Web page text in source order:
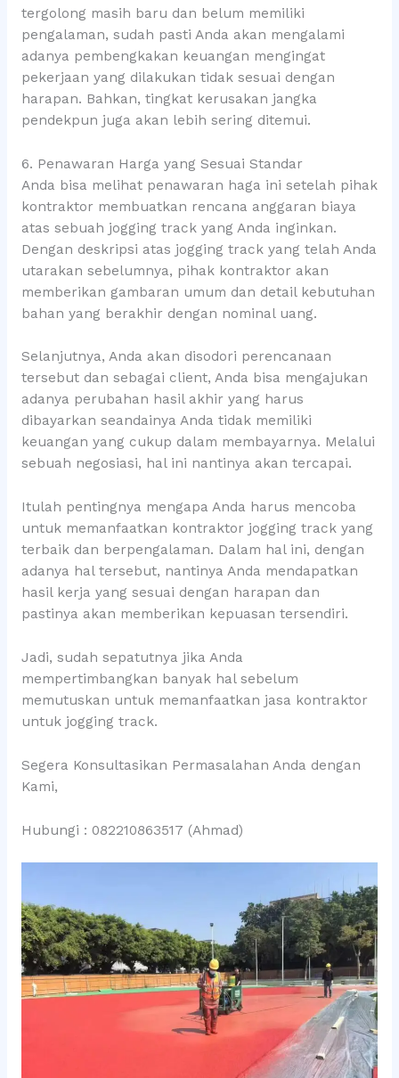
tergolong masih baru dan belum memiliki
pengalaman, sudah pasti Anda akan mengalami
adanya pembengkakan keuangan mengingat
pekerjaan yang dilakukan tidak sesuai dengan
harapan. Bahkan, tingkat kerusakan jangka
pendekpun juga akan lebih sering ditemui.
6. Penawaran Harga yang Sesuai Standar
Anda bisa melihat penawaran haga ini setelah pihak
kontraktor membuatkan rencana anggaran biaya
atas sebuah jogging track yang Anda inginkan.
Dengan deskripsi atas jogging track yang telah Anda
utarakan sebelumnya, pihak kontraktor akan
memberikan gambaran umum dan detail kebutuhan
bahan yang berakhir dengan nominal uang.
Selanjutnya, Anda akan disodori perencanaan
tersebut dan sebagai client, Anda bisa mengajukan
adanya perubahan hasil akhir yang harus
dibayarkan seandainya Anda tidak memiliki
keuangan yang cukup dalam membayarnya. Melalui
sebuah negosiasi, hal ini nantinya akan tercapai.
Itulah pentingnya mengapa Anda harus mencoba
untuk memanfaatkan kontraktor jogging track yang
terbaik dan berpengalaman. Dalam hal ini, dengan
adanya hal tersebut, nantinya Anda mendapatkan
hasil kerja yang sesuai dengan harapan dan
pastinya akan memberikan kepuasan tersendiri.
Jadi, sudah sepatutnya jika Anda
mempertimbangkan banyak hal sebelum
memutuskan untuk memanfaatkan jasa kontraktor
untuk jogging track.
Segera Konsultasikan Permasalahan Anda dengan
Kami,
Hubungi : 082210863517 (Ahmad)